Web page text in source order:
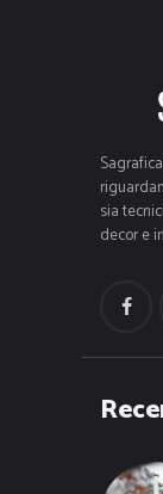
sia
decor e